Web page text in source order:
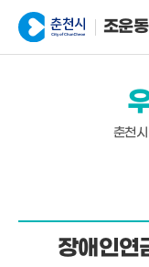
조운
춘천
장애인연